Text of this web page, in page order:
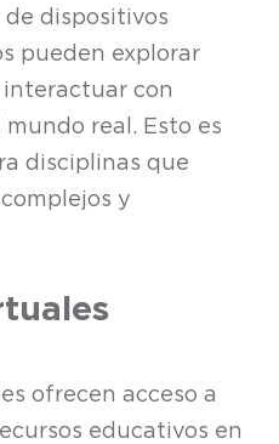
de dispositivos
pueden explorar
con
real. Esto es
disciplinas que
y
ofrecen acceso a
educativos en